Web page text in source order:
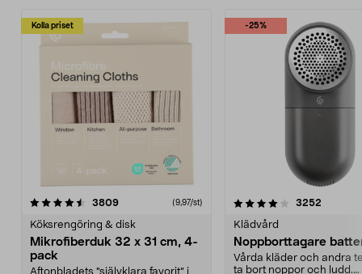
Kolla priset
3809recensioner (9,97/st)
Köksrengöring & disk
Mikrofiberduk 32 x 31 cm, 4-
pack
-25%
4.0av 5 stjärnor 3252
Klädvård
Noppborttagare
Vårda kläder och andra
ta bort noppor och ludd.
4.5av 5 stjärnor